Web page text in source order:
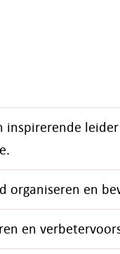
inspirerende
organiseren en
en